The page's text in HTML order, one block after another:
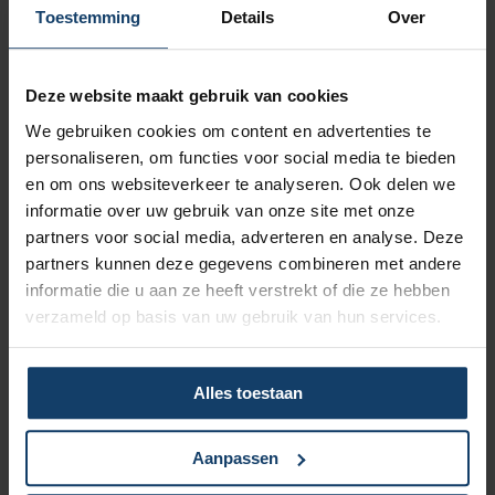
Toestemming Details Over
Deze website maakt gebruik van cookies
We gebruiken cookies om content en advertenties te
personaliseren, om functies voor social media te bieden
en om ons websiteverkeer te analyseren. Ook delen we
informatie over uw gebruik van onze site met onze
partners voor social media, adverteren en analyse. Deze
partners kunnen deze gegevens combineren met andere
informatie die u aan ze heeft verstrekt of die ze hebben
verzameld op basis van uw gebruik van hun services.
Alles toestaan
Aanpassen
Vergoeding tot €250 per kalenderjaar bij pakket Top
Korting op vrijwillig eigen risico
Wil je een lagere zorgpremie? Dan kun je het verplicht eigen
risico van € 385 verhogen met een vrijwillig eigen risico van
maximaal € 500. Hoe hoger het vrijwillig eigen risico, hoe
Meer over het eigen risico